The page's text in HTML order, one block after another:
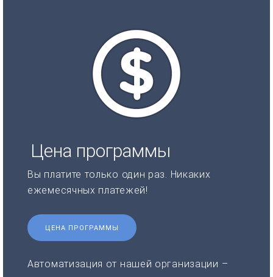
Цена программы
Вы платите только один раз. Никаких
ежемесячных платежей!
ЦЕНА ПРОГРАММЫ
Автоматизация от нашей организации –